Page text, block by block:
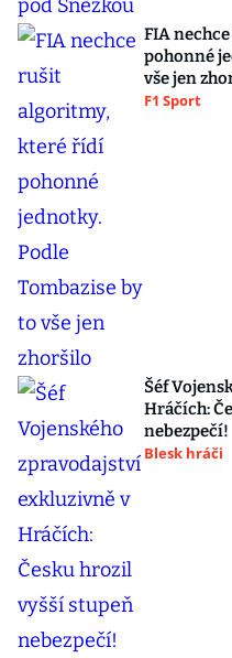
FIA
pohonné
vše jen
F1 Sport
Šéf
Hráčích:
nebezpečí!
Blesk hráči